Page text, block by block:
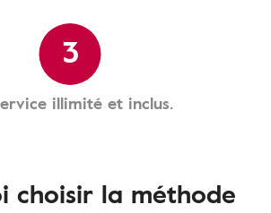
3
illimité et inclus.
choisir la méthode